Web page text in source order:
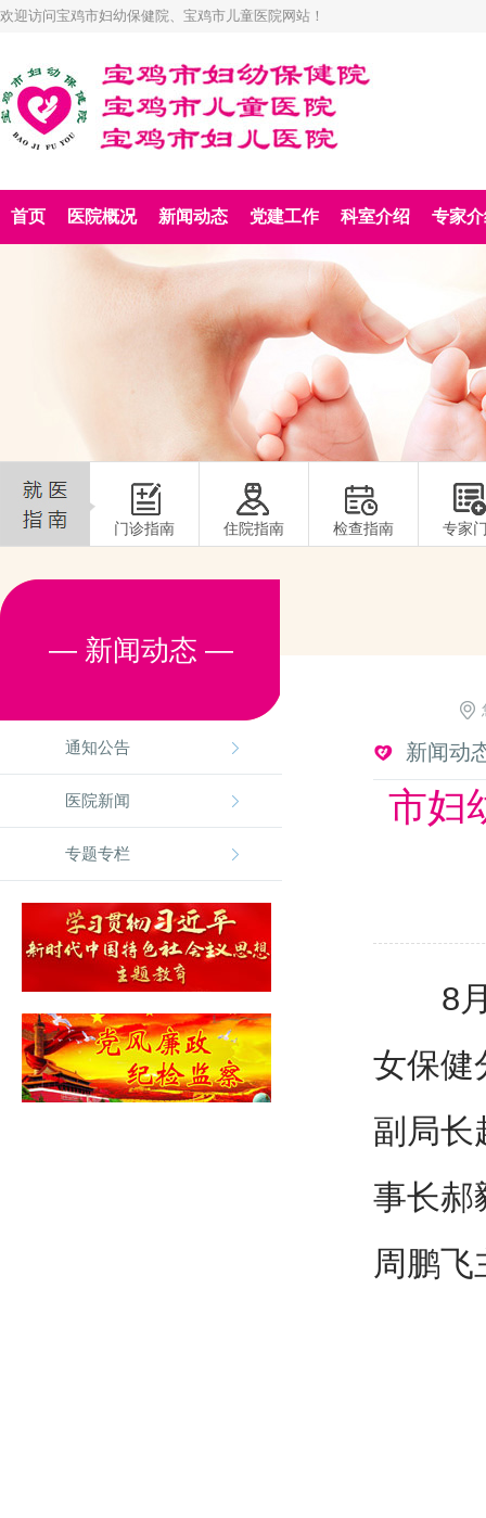
欢迎访问宝鸡市妇幼保健院、宝鸡市儿童医院网站！
首页 医院概况 新闻动态 党建工作 科室介绍 专家
门诊指南 住院指南 检查指南 专家
— 新闻动态 —
通知公告
医院新闻
专题专栏
新闻动
市妇
8月
女保健
副局长
事长郝
周鹏飞